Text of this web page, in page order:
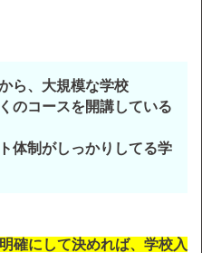
ら、大規模な学校
のコースを開講している
体制がしっかりしてる学
確にして決めれば、学校入